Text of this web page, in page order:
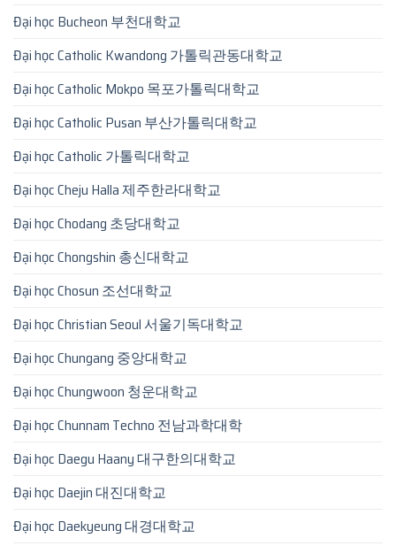
Đại học Bucheon 부천대학교
Đại học Catholic Kwandong 가톨릭관동대학교
Đại học Catholic Mokpo 목포가톨릭대학교
Đại học Catholic Pusan 부산가톨릭대학교
Đại học Catholic 가톨릭대학교
Đại học Cheju Halla 제주한라대학교
Đại học Chodang 초당대학교
Đại học Chongshin 총신대학교
Đại học Chosun 조선대학교
Đại học Christian Seoul 서울기독대학교
Đại học Chungang 중앙대학교
Đại học Chungwoon 청운대학교
Đại học Chunnam Techno 전남과학대학
Đại học Daegu Haany 대구한의대학교
Đại học Daejin 대진대학교
Đại học Daekyeung 대경대학교